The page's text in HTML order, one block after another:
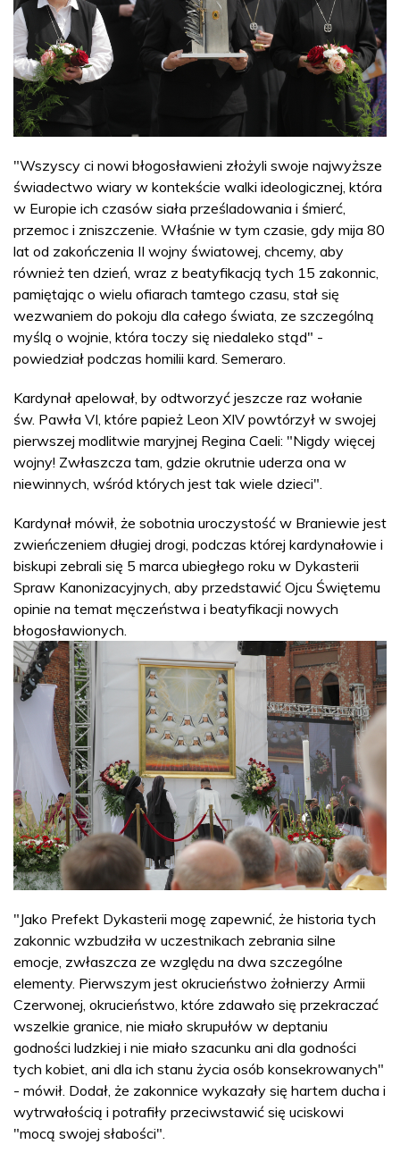
"Wszyscy ci nowi błogosławieni złożyli swoje najwyższe
świadectwo wiary w kontekście walki ideologicznej, która
w Europie ich czasów siała prześladowania i śmierć,
przemoc i zniszczenie. Właśnie w tym czasie, gdy mija 80
lat od zakończenia II wojny światowej, chcemy, aby
również ten dzień, wraz z beatyfikacją tych 15 zakonnic,
pamiętając o wielu ofiarach tamtego czasu, stał się
wezwaniem do pokoju dla całego świata, ze szczególną
myślą o wojnie, która toczy się niedaleko stąd" -
powiedział podczas homilii kard. Semeraro.
Kardynał apelował, by odtworzyć jeszcze raz wołanie
św. Pawła VI, które papież Leon XIV powtórzył w swojej
pierwszej modlitwie maryjnej Regina Caeli: "Nigdy więcej
wojny! Zwłaszcza tam, gdzie okrutnie uderza ona w
niewinnych, wśród których jest tak wiele dzieci".
Kardynał mówił, że sobotnia uroczystość w Braniewie jest
zwieńczeniem długiej drogi, podczas której kardynałowie i
biskupi zebrali się 5 marca ubiegłego roku w Dykasterii
Spraw Kanonizacyjnych, aby przedstawić Ojcu Świętemu
opinie na temat męczeństwa i beatyfikacji nowych
błogosławionych.
"Jako Prefekt Dykasterii mogę zapewnić, że historia tych
zakonnic wzbudziła w uczestnikach zebrania silne
emocje, zwłaszcza ze względu na dwa szczególne
elementy. Pierwszym jest okrucieństwo żołnierzy Armii
Czerwonej, okrucieństwo, które zdawało się przekraczać
wszelkie granice, nie miało skrupułów w deptaniu
godności ludzkiej i nie miało szacunku ani dla godności
tych kobiet, ani dla ich stanu życia osób konsekrowanych"
- mówił. Dodał, że zakonnice wykazały się hartem ducha i
wytrwałością i potrafiły przeciwstawić się uciskowi
"mocą swojej słabości".